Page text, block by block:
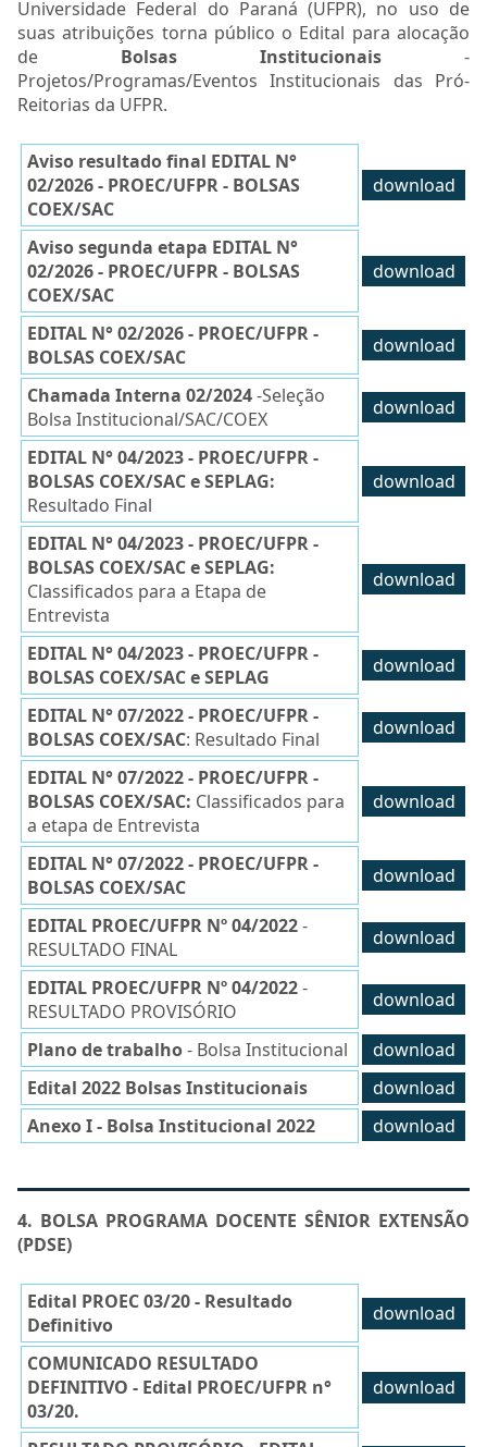
Universidade Federal do Paraná (UFPR), no uso de
suas atribuições torna público o Edital para alocação
de Bolsas Institucionais -
Projetos/Programas/Eventos Institucionais das Pró-
Reitorias da UFPR.
Aviso resultado final EDITAL N°
02/2026 - PROEC/UFPR - BOLSAS
COEX/SAC
download
Aviso segunda etapa EDITAL N°
02/2026 - PROEC/UFPR - BOLSAS
COEX/SAC
download
EDITAL N° 02/2026 - PROEC/UFPR -
BOLSAS COEX/SAC
download
Chamada Interna 02/2024-Seleção
Bolsa Institucional/SAC/COEX
download
EDITAL N° 04/2023 - PROEC/UFPR -
BOLSAS COEX/SAC e SEPLAG:
Resultado Final
download
EDITAL N° 04/2023 - PROEC/UFPR -
BOLSAS COEX/SAC e SEPLAG:
Classificados para a Etapa de
Entrevista
download
EDITAL N° 04/2023 - PROEC/UFPR -
BOLSAS COEX/SAC e SEPLAG
download
EDITAL N° 07/2022 - PROEC/UFPR -
BOLSAS COEX/SAC: Resultado Final download
EDITAL N° 07/2022 - PROEC/UFPR -
BOLSAS COEX/SAC: Classificados para
a etapa de Entrevista
download
EDITAL N° 07/2022 - PROEC/UFPR -
BOLSAS COEX/SAC
download
EDITAL PROEC/UFPR Nº 04/2022-
RESULTADO FINAL
download
EDITAL PROEC/UFPR Nº 04/2022-
RESULTADO PROVISÓRIO
download
Plano de trabalho- Bolsa Institucional
download
Edital 2022 Bolsas Institucionais
download
Anexo I - Bolsa Institucional 2022
download
4. BOLSA PROGRAMA DOCENTE SÊNIOR EXTENSÃO
(PDSE)
Edital PROEC 03/20 - Resultado
Definitivo
download
COMUNICADO RESULTADO
DEFINITIVO - Edital PROEC/UFPR n°
03/20.
download